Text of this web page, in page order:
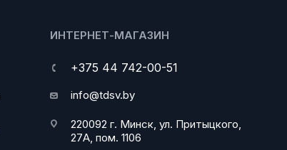
ИНТЕРНЕТ-МАГАЗИН
+375 44 742-00-51
info@tdsv.by
220092 г. Минск, ул. Притыцкого,
27А, пом. 1106